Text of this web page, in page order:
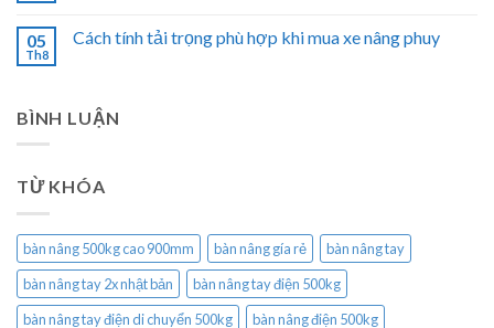
05
Th8
Cách tính tải trọng phù hợp khi mua xe nâng phuy
BÌNH LUẬN
TỪ KHÓA
bàn nâng 500kg cao 900mm bàn nâng gía rẻ
bàn nâng tay
bàn nâng tay 2x nhật bản
bàn nâng tay điện 500kg
bàn nâng tay điện di chuyển 500kg
bàn nâng điện 500kg